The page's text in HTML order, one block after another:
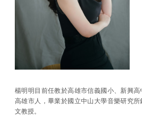
楊明明目前任教於高雄市信義國小、新興高
高雄市人，畢業於國立中山大學音樂研究
文教授。